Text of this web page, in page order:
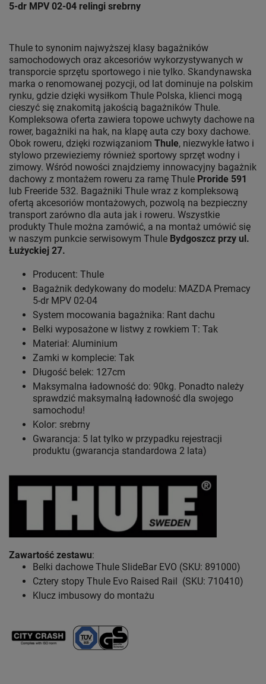
5-dr MPV 02-04 relingi srebrny
Thule to synonim najwyższej klasy bagażników
samochodowych oraz akcesoriów wykorzystywanych w
transporcie sprzętu sportowego i nie tylko. Skandynawska
marka o renomowanej pozycji, od lat dominuje na polskim
rynku, gdzie dzięki wysiłkom Thule Polska, klienci mogą
cieszyć się znakomitą jakością bagażników Thule.
Kompleksowa oferta zawiera topowe uchwyty dachowe na
rower, bagażniki na hak, na klapę auta czy boxy dachowe.
Obok roweru, dzięki rozwiązaniom Thule, niezwykle łatwo i
stylowo przewieziemy również sportowy sprzęt wodny i
zimowy. Wśród nowości znajdziemy innowacyjny bagażnik
dachowy z montażem roweru za ramę Thule Proride 591
lub Freeride 532. Bagażniki Thule wraz z kompleksową
ofertą akcesoriów montażowych, pozwolą na bezpieczny
transport zarówno dla auta jak i roweru. Wszystkie
produkty Thule można zamówić, a na montaż umówić się
w naszym punkcie serwisowym Thule Bydgoszcz przy ul.
Łużyckiej 27.
Producent: Thule
Bagażnik dedykowany do modelu: MAZDA Premacy
5-dr MPV 02-04
System mocowania bagażnika: Rant dachu
Belki wyposażone w listwy z rowkiem T: Tak
Materiał: Aluminium
Zamki w komplecie: Tak
Długość belek: 127cm
Maksymalna ładowność do: 90kg. Ponadto należy
sprawdzić maksymalną ładowność dla swojego
samochodu!
Kolor: srebrny
Gwarancja: 5 lat tylko w przypadku rejestracji
produktu (gwarancja standardowa 2 lata)
Zawartość zestawu:
Belki dachowe Thule SlideBar EVO (SKU: 891000)
Cztery stopy Thule Evo Raised Rail (SKU: 710410)
Klucz imbusowy do montażu